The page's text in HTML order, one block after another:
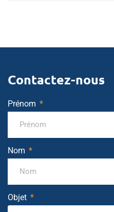
Contactez-nous
Prénom
Nom
Objet